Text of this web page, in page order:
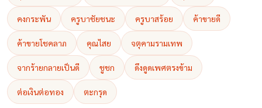
คงกระพัน ครูบาชัยชนะ ครูบาสร้อย ค้าขายดี
ค้าขายโชคลาภ คุณไสย จตุคามรามเทพ
จากร้ายกลายเป็นดี ชูชก ดึงดูดเพศตรงข้าม
ต่อเงินต่อทอง ตะกรุด